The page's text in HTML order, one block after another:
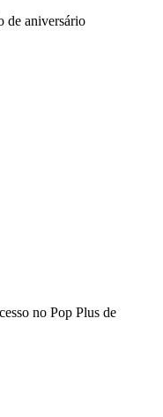
de aniversário
no Pop Plus de